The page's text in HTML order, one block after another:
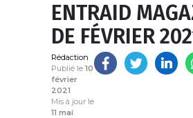
ENTRAID
DE FÉVRIER
Rédaction
Publié le 10
février
2021
Mis à jour le
11 mai